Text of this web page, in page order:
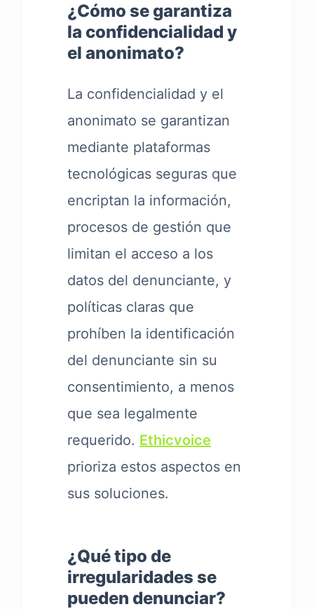
¿Cómo se garantiza
la confidencialidad y
el anonimato?
La confidencialidad y el
anonimato se garantizan
mediante plataformas
tecnológicas seguras que
encriptan la información,
procesos de gestión que
limitan el acceso a los
datos del denunciante, y
políticas claras que
prohíben la identificación
del denunciante sin su
consentimiento, a menos
que sea legalmente
requerido. Ethicvoice
prioriza estos aspectos en
sus soluciones.
¿Qué tipo de
irregularidades se
pueden denunciar?